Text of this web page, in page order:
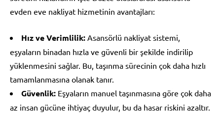
evden eve nakliyat hizmetinin avantajları:
Hız ve Verimlilik: Asansörlü nakliyat sistemi,
eşyaların binadan hızla ve güvenli bir şekilde indirilip
yüklenmesini sağlar. Bu, taşınma sürecinin çok daha hızlı
tamamlanmasına olanak tanır.
Güvenlik: Eşyaların manuel taşınmasına göre çok daha
az insan gücüne ihtiyaç duyulur, bu da hasar riskini azaltır.